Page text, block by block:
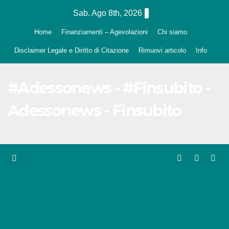
Sab. Ago 8th, 2026
Home Finanziamenti – Agevolazioni Chi siamo
Disclaimer Legale e Diritto di Citazione Rimuovi articolo Info